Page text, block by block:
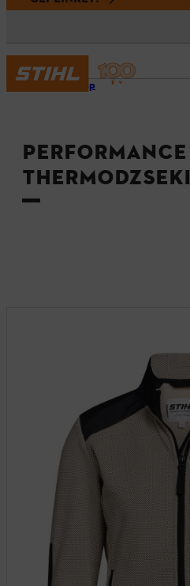
Kezdőlap
PERFORMANCE
THERMODZSEKI